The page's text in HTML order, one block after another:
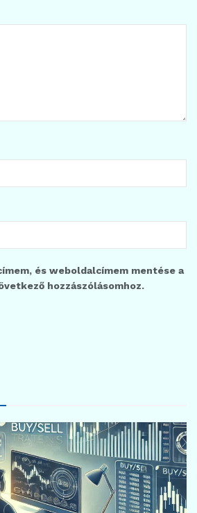
és weboldalcímem mentése a
hozzászólásomhoz.